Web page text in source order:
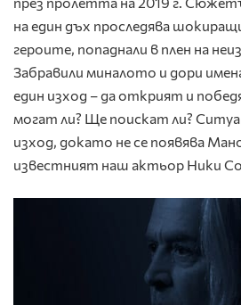
на един дъх проследява
героите, попаднали в плен на
Забравили миналото и дори
един изход – да открият и
могат ли? Ще поискат ли?
изход, докато не се появява
известният наш актьор Ники